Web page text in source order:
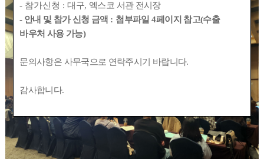
- 참가신청 :대구, 엑스코 서관 전시장
- 안내 및 참가 신청 금액 : 첨부파일 4페이지 참고(수출
바우처 사용 가능)
문의사항은 사무국으로 연락주시기 바랍니다.
감사합니다.